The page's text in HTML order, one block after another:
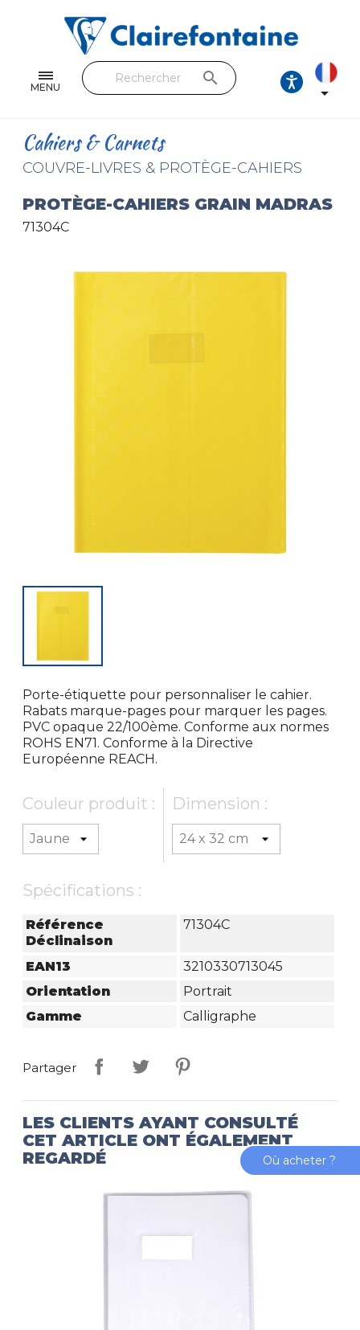
MENU
Feuilles & Copies
Beaux-arts & Dessin
Loisirs créatifs
Papiers cadeaux et emballages
Cuir & trousses
RETROUVEZ NOS COLLECTIONS
search

Cahiers & Carnets
COUVRE-LIVRES & PROTÈGE-CAHIERS
PROTÈGE-CAHIERS GRAIN MADRAS
71304C
Porte-étiquette pour personnaliser le cahier.
Rabats marque-pages pour marquer les pages.
PVC opaque 22/100ème. Conforme aux normes
ROHS EN71. Conforme à la Directive
Européenne REACH.
Couleur produit : Dimension :
Spécifications :
Référence
Déclinaison
71304C
EAN13
3210330713045
Orientation
Portrait
Gamme
Calligraphe
Partager
LES CLIENTS AYANT CONSULTÉ
CET ARTICLE ONT ÉGALEMENT
REGARDÉ
Où acheter ?